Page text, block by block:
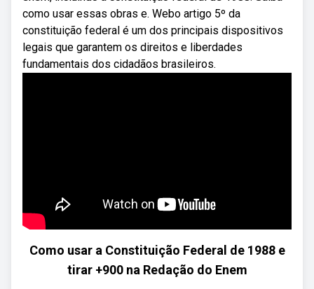
como usar essas obras e. Webo artigo 5º da
constituição federal é um dos principais dispositivos
legais que garantem os direitos e liberdades
fundamentais dos cidadãos brasileiros.
Como usar a Constituição Federal de 1988 e
tirar +900 na Redação do Enem